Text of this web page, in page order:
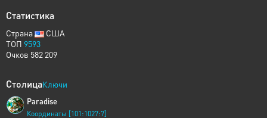
Статистика
Страна
США
ТОП 9593
Очков 582 209
СтолицаКлючи
Paradise
Координаты [101:1027:7]